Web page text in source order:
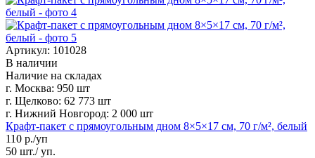
Артикул: 101028
В наличии
Наличие на складах
г. Москва: 950 шт
г. Щелково: 62 773 шт
г. Нижний Новгород: 2 000 шт
Крафт-пакет с прямоугольным дном 8×5×17 см, 70 г/м², белый
110 р./уп
50 шт./ уп.